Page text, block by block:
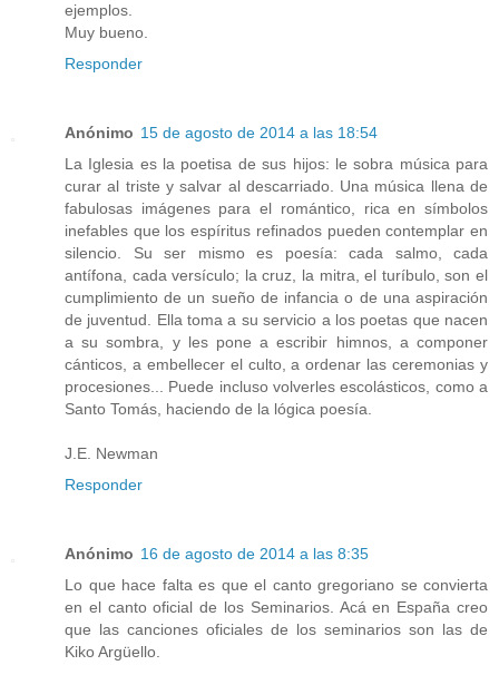
ejemplos.
Muy bueno.
Responder
Anónimo 15 de agosto de 2014 a las 18:54
La Iglesia es la poetisa de sus hijos: le sobra música para
curar al triste y salvar al descarriado. Una música llena de
fabulosas imágenes para el romántico, rica en símbolos
inefables que los espíritus refinados pueden contemplar en
silencio. Su ser mismo es poesía: cada salmo, cada
antífona, cada versículo; la cruz, la mitra, el turíbulo, son el
cumplimiento de un sueño de infancia o de una aspiración
de juventud. Ella toma a su servicio a los poetas que nacen
a su sombra, y les pone a escribir himnos, a componer
cánticos, a embellecer el culto, a ordenar las ceremonias y
procesiones... Puede incluso volverles escolásticos, como a
Santo Tomás, haciendo de la lógica poesía.
J.E. Newman
Responder
Anónimo 16 de agosto de 2014 a las 8:35
Lo que hace falta es que el canto gregoriano se convierta
en el canto oficial de los Seminarios. Acá en España creo
que las canciones oficiales de los seminarios son las de
Kiko Argüello.